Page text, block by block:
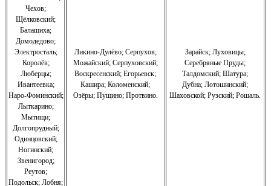
Чехов;
Щёлковский;
Балашиха;
Домодедово;
Электросталь;
Королёв;
Люберцы;
Ивантеевка;
Наро-Фоминский;
Лыткарино;
Мытищи;
Долгопрудный;
Одинцовский;
Ногинский;
Звенигород;
Реутов;
Подольск; Лобня;
Ликино-Дулёво;Серпухов;
Можайский;Серпуховский;
Воскресенский; Егорьевск;
Кашира; Коломенский;
Озёры;Пущино;Протвино.
Зарайск; Луховицы;
Серебряные Пруды;
Талдомский; Шатура;
Дубна; Лотошинский;
Шаховской; Рузский; Рошаль.